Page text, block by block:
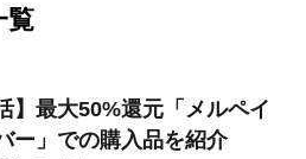
覧
】最大50%還元「メルペイ
ー」での購入品を紹介